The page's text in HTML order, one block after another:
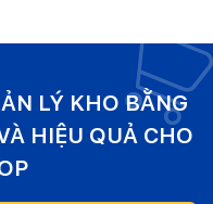
LÝ KHO BẰNG
HIỆU QUẢ CHO